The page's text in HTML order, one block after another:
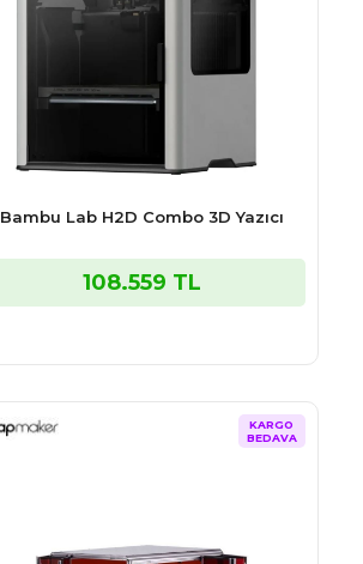
Bambu Lab H2D Combo 3D Yazıcı
108.559 TL
KARGO
BEDAVA